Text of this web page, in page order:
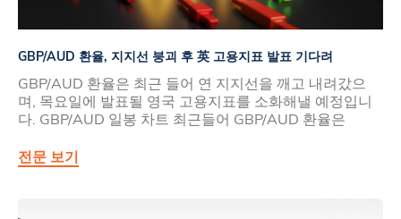
GBP/AUD 환율, 지지선 붕괴 후 英 고용지표 발표 기다려
GBP/AUD 환율은 최근 들어 연 지지선을 깨고 내려갔으
며, 목요일에 발표될 영국 고용지표를 소화해낼 예정입니
다. GBP/AUD 일봉 차트 최근들어 GBP/AUD 환율은
전문 보기